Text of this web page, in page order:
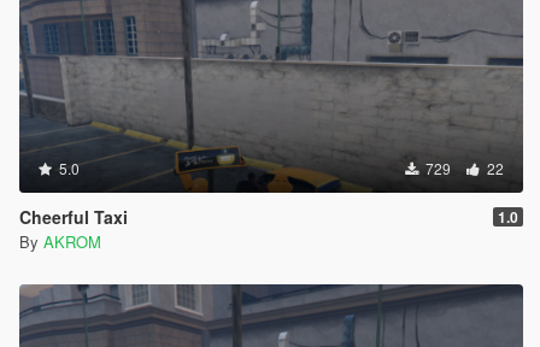
5.0 729 22
Cheerful Taxi 1.0
By AKROM